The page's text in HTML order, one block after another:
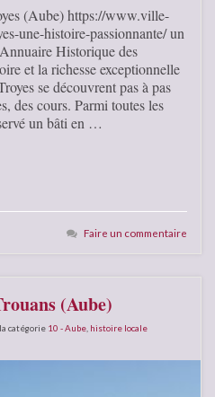
(Aube) https://www.ville-
une-histoire-passionnante/ un
Historique des
et la richesse exceptionnelle
se découvrent pas à pas
des cours. Parmi toutes les
un bâti en …
Faire un commentaire
(Aube)
catégorie 10 - Aube histoire locale